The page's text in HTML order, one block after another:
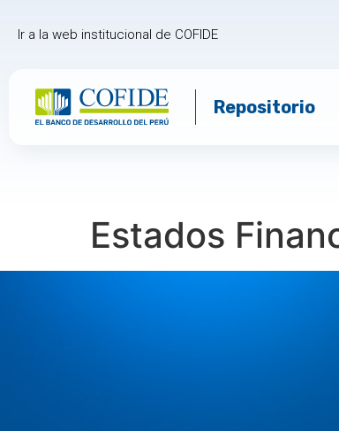
Ir a la web institucional de COFIDE
Repositorio
Estados